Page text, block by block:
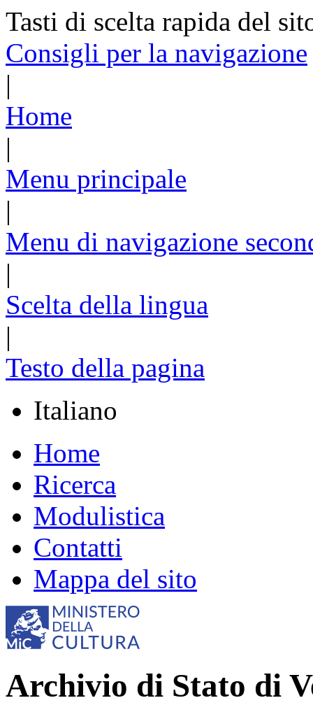
Tasti di scelta rapida del
Consigli per la navigazione
|
Home
|
Menu principale
|
Menu di navigazione
|
Scelta della lingua
|
Testo della pagina
Italiano
Home
Ricerca
Modulistica
Contatti
Mappa del sito
Archivio di Stato di